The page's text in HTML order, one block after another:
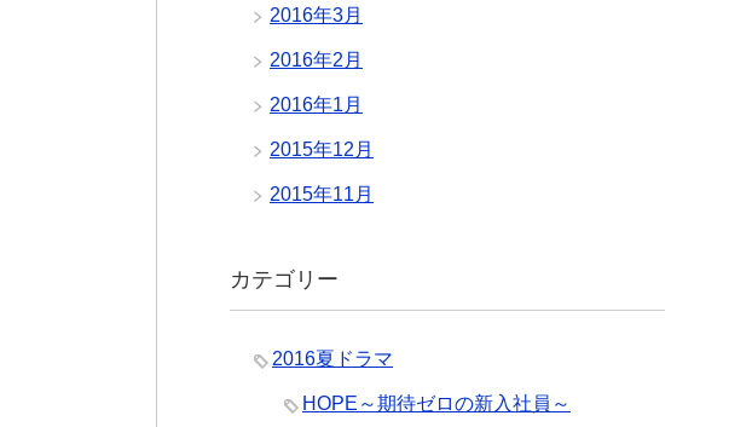
2016年3月
2016年2月
2016年1月
2015年12月
2015年11月
カテゴリー
2016夏ドラマ
HOPE～期待ゼロの新入社員～